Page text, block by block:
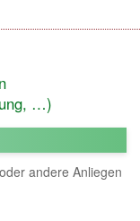
…)
andere Anliegen